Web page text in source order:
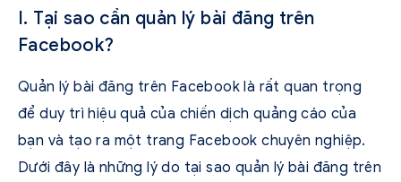
I. Tại sao cần quản lý bài đăng trên
Facebook?
Quản lý bài đăng trên Facebook là rất quan trọng
để duy trì hiệu quả của chiến dịch quảng cáo của
bạn và tạo ra một trang Facebook chuyên nghiệp.
Dưới đây là những lý do tại sao quản lý bài đăng trên